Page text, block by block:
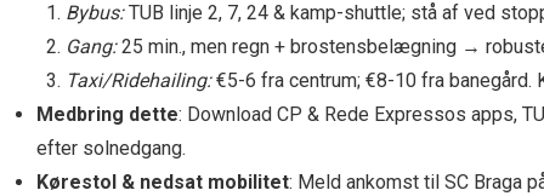
Bybus:TUB linje 2, 7, 24 & kamp-shuttle; stå af ved
Gang:25 min., men regn + brostensbelægning →
Taxi/Ridehailing:€5-6 fra centrum; €8-10 fra
Medbring dette: Download CP & Rede Expressos apps,
efter solnedgang.
Kørestol & nedsat mobilitet: Meld ankomst til SC Braga